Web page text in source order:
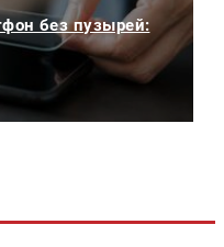
без пузырей: